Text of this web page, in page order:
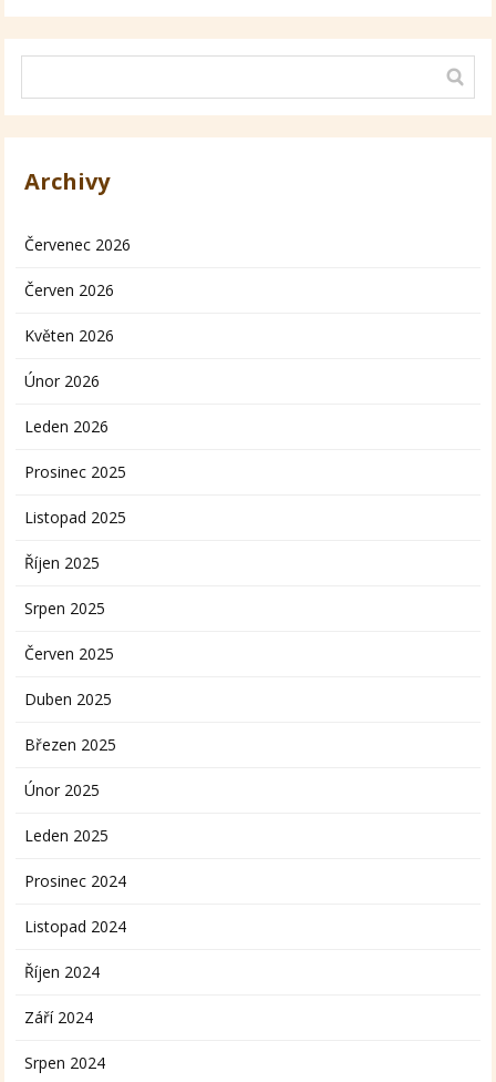
Archivy
Červenec 2026
Červen 2026
Květen 2026
Únor 2026
Leden 2026
Prosinec 2025
Listopad 2025
Říjen 2025
Srpen 2025
Červen 2025
Duben 2025
Březen 2025
Únor 2025
Leden 2025
Prosinec 2024
Listopad 2024
Říjen 2024
Září 2024
Srpen 2024